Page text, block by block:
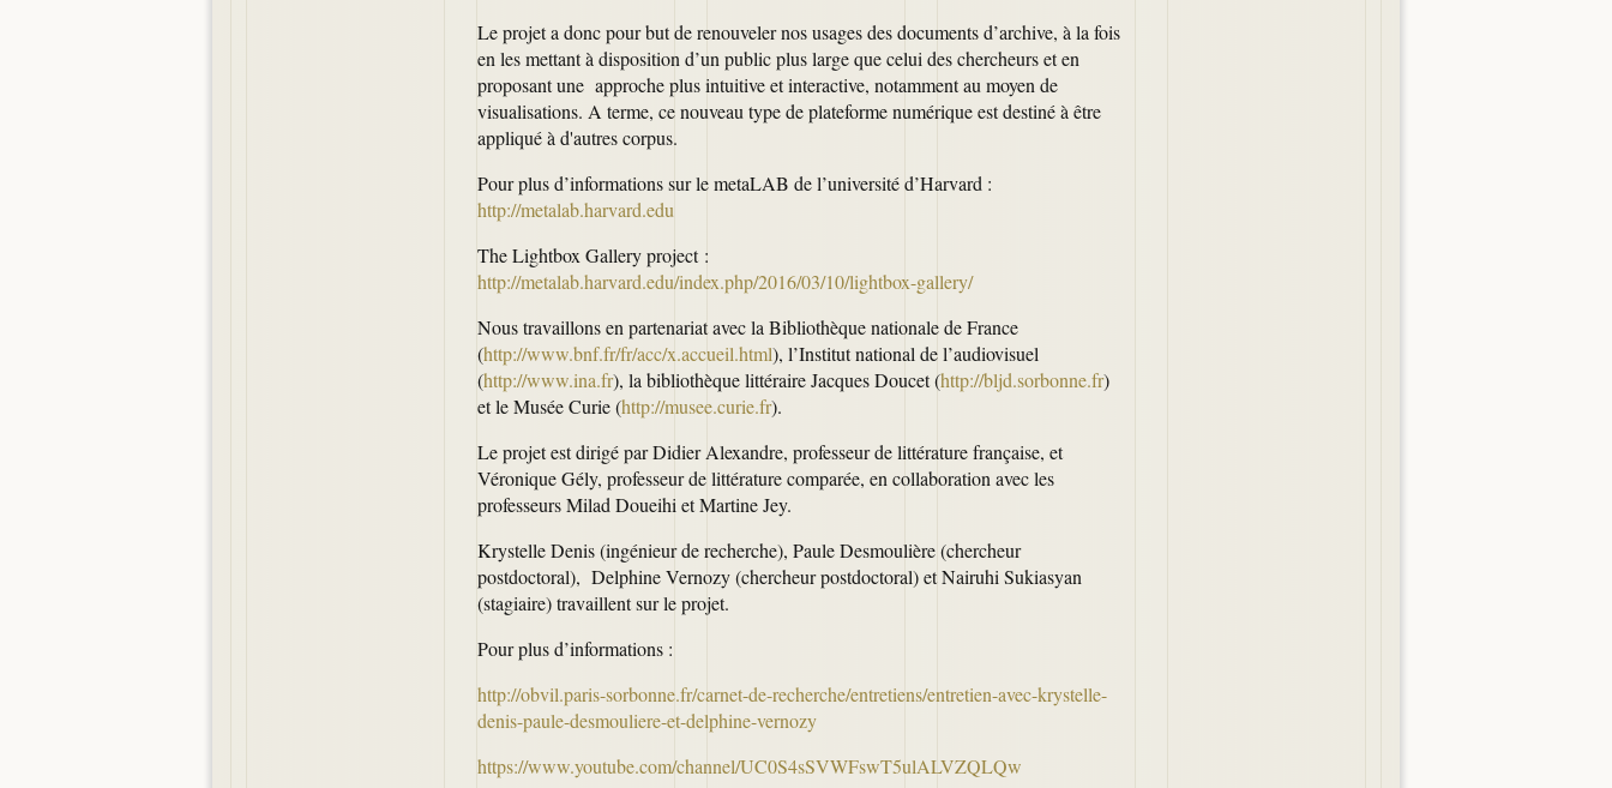
Le projet a donc pour but de renouveler nos usages des documents d’archive, à la fois
en les mettant à disposition d’un public plus large que celui des chercheurs et en
proposant une approche plus intuitive et interactive, notamment au moyen de
visualisations. A terme, ce nouveau type de plateforme numérique est destiné à être
appliqué à d'autres corpus.
Pour plus d’informations sur le metaLAB de l’université d’Harvard :
http://metalab.harvard.edu
The Lightbox Gallery project :
http://metalab.harvard.edu/index.php/2016/03/10/lightbox-gallery/
Nous travaillons en partenariat avec la Bibliothèque nationale de France
(http://www.bnf.fr/fr/acc/x.accueil.html), l’Institut national de l’audiovisuel
(http://www.ina.fr), la bibliothèque littéraire Jacques Doucet (http://bljd.sorbonne.fr)
et le Musée Curie (http://musee.curie.fr).
Le projet est dirigé par Didier Alexandre, professeur de littérature française, et
Véronique Gély, professeur de littérature comparée, en collaboration avec les
professeurs Milad Doueihi et Martine Jey.
Krystelle Denis (ingénieur de recherche), Paule Desmoulière (chercheur
postdoctoral), Delphine Vernozy (chercheur postdoctoral) et Nairuhi Sukiasyan
(stagiaire) travaillent sur le projet.
Pour plus d’informations :
http://obvil.paris-sorbonne.fr/carnet-de-recherche/entretiens/entretien-avec-krystelle-
denis-paule-desmouliere-et-delphine-vernozy
https://www.youtube.com/channel/UC0S4sSVWFswT5ulALVZQLQw